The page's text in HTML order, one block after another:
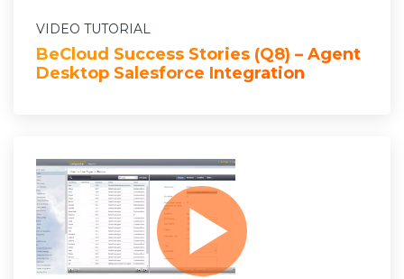
VIDEO TUTORIAL
BeCloud Success Stories (Q8) – Agent
Desktop Salesforce Integration